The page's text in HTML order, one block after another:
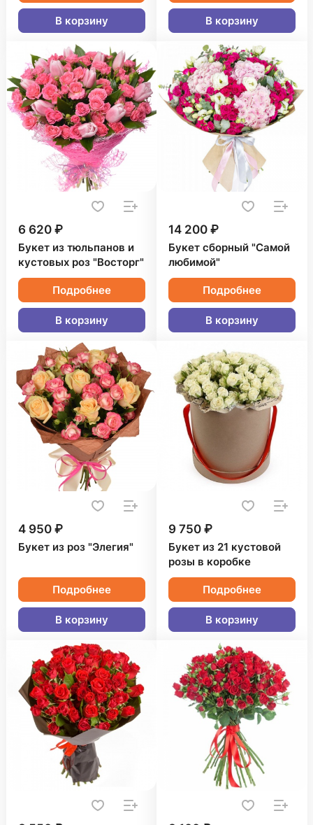
В корзину В корзину
6 620 ₽
Букет из тюльпанов и
кустовых роз "Восторг"
Подробнее
В корзину
14 200 ₽
Букет сборный "Самой
любимой"
Подробнее
В корзину
4 950 ₽
Букет из роз "Элегия"
Подробнее
В корзину
9 750 ₽
Букет из 21 кустовой
розы в коробке
Подробнее
В корзину